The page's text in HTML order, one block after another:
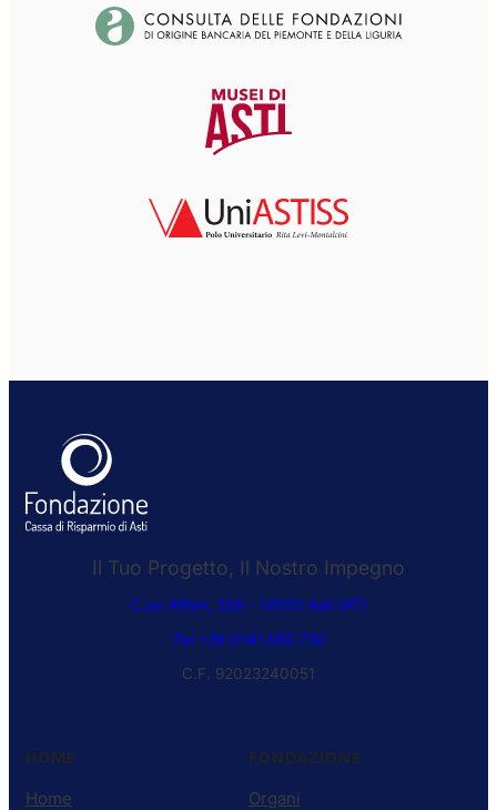
Il Tuo Progetto, Il Nostro Impegno
C.so Alfieri, 326 – 14100 Asti (AT)
Tel +39 0141.592.730
C.F. 92023240051
HOME
Home
FONDAZIONE
Organi